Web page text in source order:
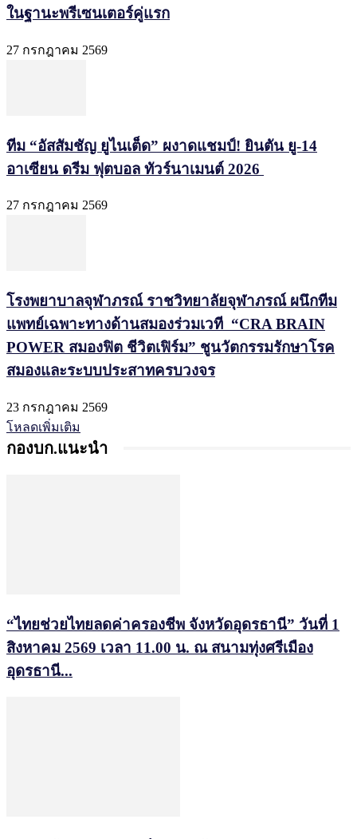
ในฐานะพรีเซนเตอร์คู่แรก
27 กรกฎาคม 2569
ทีม “อัสสัมชัญ ยูไนเต็ด” ผงาดแชมป์! ยินตัน ยู-14
อาเซียน ดรีม ฟุตบอล ทัวร์นาเมนต์ 2026
27 กรกฎาคม 2569
โรงพยาบาลจุฬาภรณ์ ราชวิทยาลัยจุฬาภรณ์ ผนึกทีม
แพทย์เฉพาะทางด้านสมองร่วมเวที “CRA BRAIN
POWER สมองฟิต ชีวิตเฟิร์ม” ชูนวัตกรรมรักษาโรค
สมองและระบบประสาทครบวงจร
23 กรกฎาคม 2569
โหลดเพิ่มเติม
กองบก.แนะนำ
“ไทยช่วยไทยลดค่าครองชีพ จังหวัดอุดรธานี” วันที่ 1
สิงหาคม 2569 เวลา 11.00 น. ณ สนามทุ่งศรีเมือง
อุดรธานี...